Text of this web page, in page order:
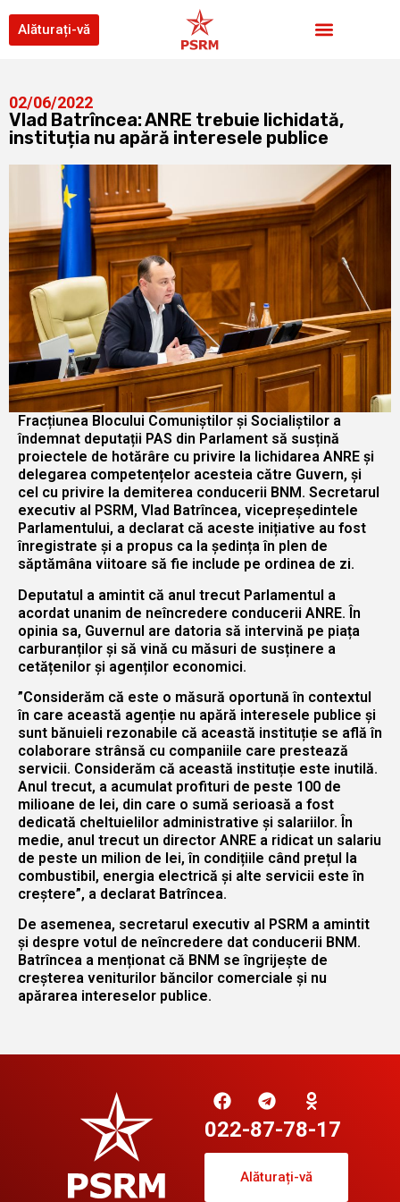
Alăturați-vă
02/06/2022
Vlad Batrîncea: ANRE trebuie lichidată,
instituția nu apără interesele publice
Fracțiunea Blocului Comuniștilor și Socialiștilor a
îndemnat deputații PAS din Parlament să susțină
proiectele de hotărâre cu privire la lichidarea ANRE și
delegarea competențelor acesteia către Guvern, și
cel cu privire la demiterea conducerii BNM. Secretarul
executiv al PSRM, Vlad Batrîncea, vicepreședintele
Parlamentului, a declarat că aceste inițiative au fost
înregistrate și a propus ca la ședința în plen de
săptămâna viitoare să fie include pe ordinea de zi.
Deputatul a amintit că anul trecut Parlamentul a
acordat unanim de neîncredere conducerii ANRE. În
opinia sa, Guvernul are datoria să intervină pe piața
carburanților și să vină cu măsuri de susținere a
cetățenilor și agenților economici.
”Considerăm că este o măsură oportună în contextul
în care această agenție nu apără interesele publice și
sunt bănuieli rezonabile că această instituție se află în
colaborare strânsă cu companiile care prestează
servicii. Considerăm că această instituție este inutilă.
Anul trecut, a acumulat profituri de peste 100 de
milioane de lei, din care o sumă serioasă a fost
dedicată cheltuielilor administrative și salariilor. În
medie, anul trecut un director ANRE a ridicat un salariu
de peste un milion de lei, în condițiile când prețul la
combustibil, energia electrică și alte servicii este în
creștere”, a declarat Batrîncea.
De asemenea, secretarul executiv al PSRM a amintit
și despre votul de neîncredere dat conducerii BNM.
Batrîncea a menționat că BNM se îngrijește de
creșterea veniturilor băncilor comerciale și nu
apărarea intereselor publice.
022-87-78-17
Alăturați-vă